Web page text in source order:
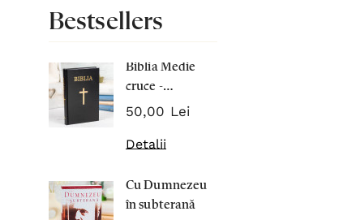
Bestsellers
Biblia Medie
cruce -
Cartonata 063
50,00 Lei
Detalii
Cu Dumnezeu
în subterană